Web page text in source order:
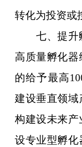
转化为投资或
七、提
高质量孵化
的给予最高
建设垂直领
构建设未来
设专业型孵